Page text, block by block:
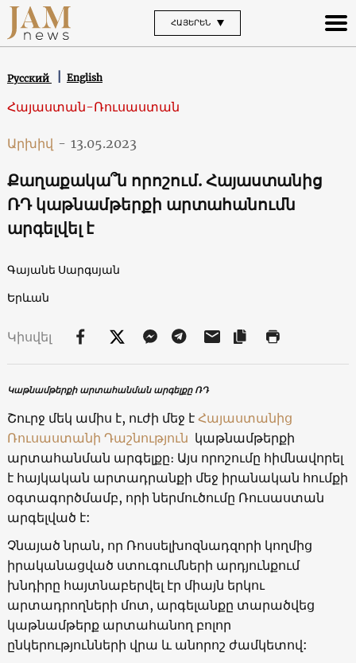
ՀԱՅԵՐԵՆ
Русский English
Հայաստան-Ռուսաստան
Արխիվ - 13.05.2023
Քաղաքակա՞ն որոշում. Հայաստանից
ՌԴ կաթնամթերքի արտահանումն
արգելվել է
Գայանե Սարգսյան
Երևան
Կիսվել
Կաթնամթերքի արտահանման արգելքը ՌԴ
Շուրջ մեկ ամիս է, ուժի մեջ է Հայաստանից
Ռուսաստանի Դաշնություն կաթնամթերքի
արտահանման արգելքը։ Այս որոշումը հիմնավորել
է հայկական արտադրանքի մեջ իրանական հումքի
օգտագործմամբ, որի ներմուծումը Ռուսաստան
արգելված է:
Չնայած նրան, որ Ռոսսելխոզնադզորի կողմից
իրականացված ստուգումների արդյունքում
խնդիրը հայտնաբերվել էր միայն երկու
արտադրողների մոտ, արգելանքը տարածվեց
կաթնամթերք արտահանող բոլոր
ընկերությունների վրա և անորոշ ժամկետով: